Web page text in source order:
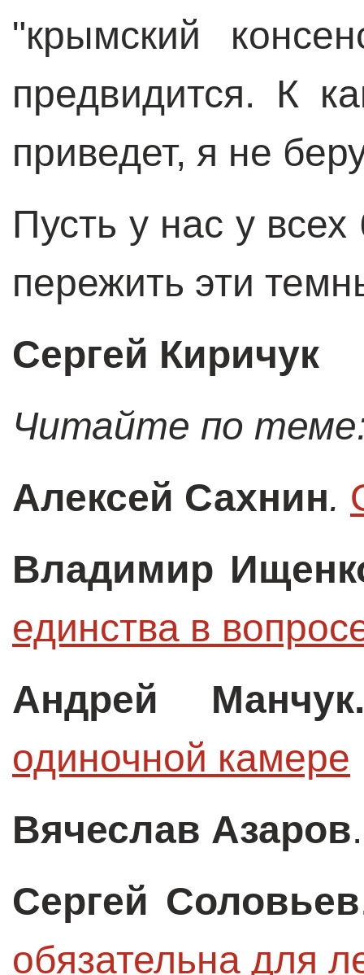
"крымский
предвидится. К
приведет, я не
Пусть у нас у
пережить эти
Сергей Киричук
Читайте по
Алексей Сахнин.
Владимир
единства в
Андрей Манчук.
одиночной камере
Вячеслав Азаров
Сергей Соловьев
обязательна для